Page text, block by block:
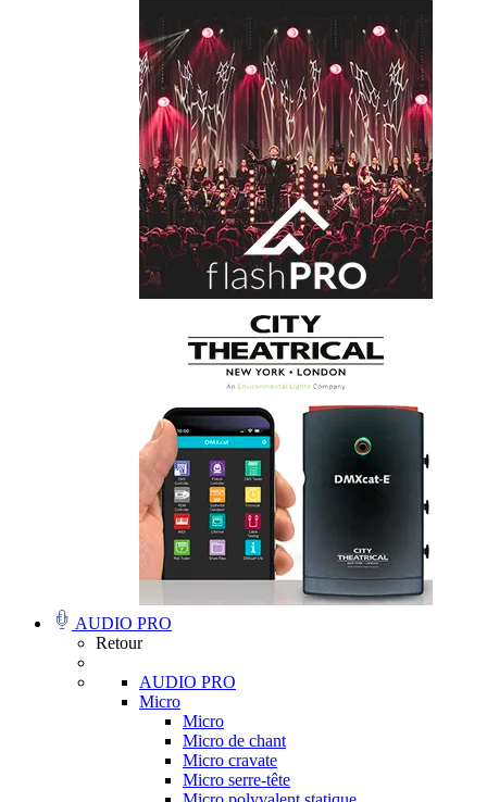
AUDIO PRO
Retour
AUDIO PRO
Micro
Micro
Micro de chant
Micro cravate
Micro serre-tête